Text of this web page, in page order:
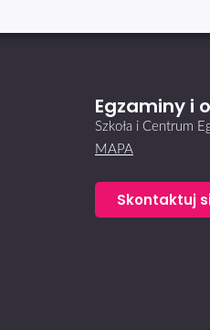
Egzaminy i
Szkoła i Centrum
MAPA
Skontaktuj